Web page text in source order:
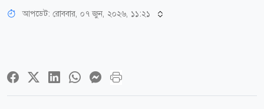
আপডেট: রোববার, ০৭ জুন, ২০২৬, ১১:২১